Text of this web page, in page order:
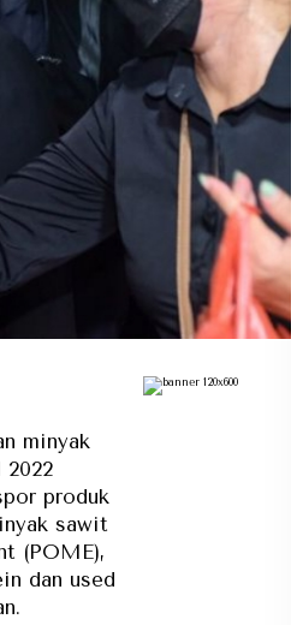
minyak
produk
sawit
(POME),
dan used
Tanah Suci Biar Fokus Ibadah,
Koneksi Pakai Tri Ibadah